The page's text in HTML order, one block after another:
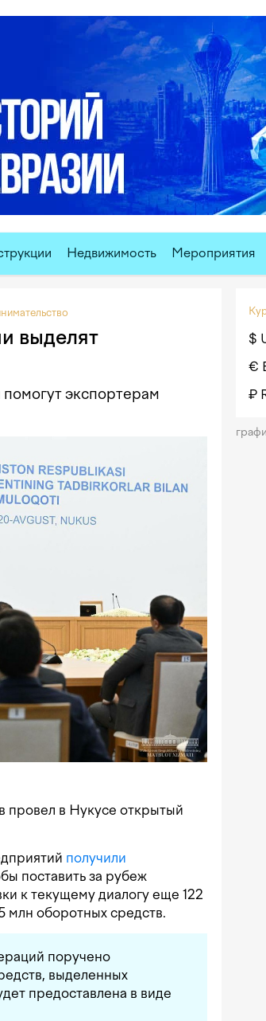
Недвижимость Мероприятия
выделят
экспортерам
в Нукусе открытый
получили
поставить за рубеж
к текущему диалогу еще 122
млн оборотных средств.
поручено
выделенных
предоставлена в виде
$
€
₽